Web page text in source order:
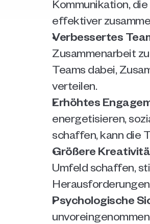
Kommunikation,
effektiver
Verbessertes
Zusammenarbeit
Teams dabei,
verteilen.
Erhöhtes
energetisieren,
schaffen, kann die
Größere
Umfeld schaffen,
Psychologische